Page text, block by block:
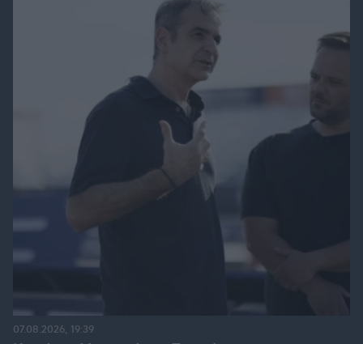
07.08.2026, 19:39